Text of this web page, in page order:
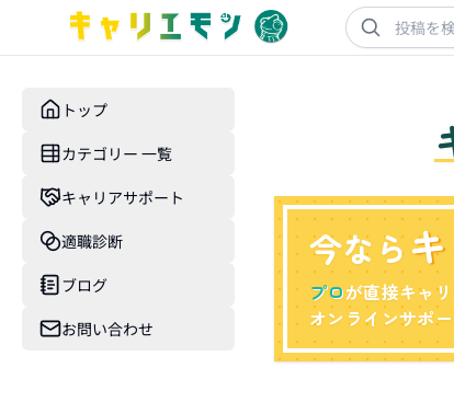
トップ
カテゴリー 一覧
キャリアサポート
適職診断
ブログ
お問い合わせ
今なら
プロが直接キャ
オンラインサポー